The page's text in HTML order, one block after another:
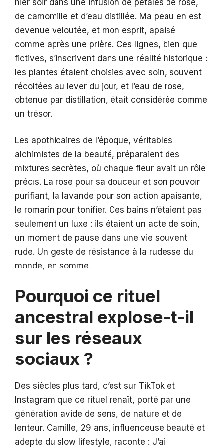
hier soir dans une infusion de pétales de rose,
de camomille et d’eau distillée. Ma peau en est
devenue veloutée, et mon esprit, apaisé
comme après une prière. Ces lignes, bien que
fictives, s’inscrivent dans une réalité historique :
les plantes étaient choisies avec soin, souvent
récoltées au lever du jour, et l’eau de rose,
obtenue par distillation, était considérée comme
un trésor.
Les apothicaires de l’époque, véritables
alchimistes de la beauté, préparaient des
mixtures secrètes, où chaque fleur avait un rôle
précis. La rose pour sa douceur et son pouvoir
purifiant, la lavande pour son action apaisante,
le romarin pour tonifier. Ces bains n’étaient pas
seulement un luxe : ils étaient un acte de soin,
un moment de pause dans une vie souvent
rude. Un geste de résistance à la rudesse du
monde, en somme.
Pourquoi ce rituel
ancestral explose-t-il
sur les réseaux
sociaux ?
Des siècles plus tard, c’est sur TikTok et
Instagram que ce rituel renaît, porté par une
génération avide de sens, de nature et de
lenteur. Camille, 29 ans, influenceuse beauté et
adepte du slow lifestyle, raconte : J’ai